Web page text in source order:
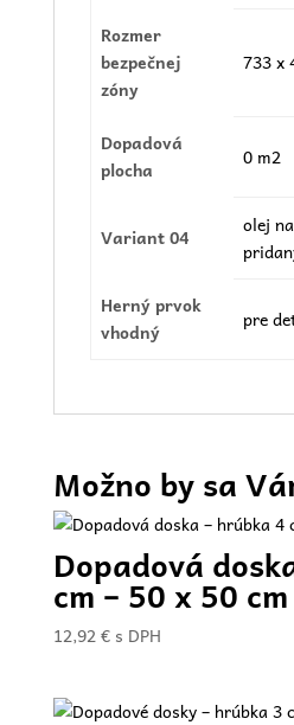
Rozmer
bezpečnej
zóny
733 x
Dopadová
plocha
0 m2
Variant 04
olej
Herný prvok
vhodný
pre
Možno by sa
Dopadová
cm – 50 x 50 cm
12,92€ s DPH